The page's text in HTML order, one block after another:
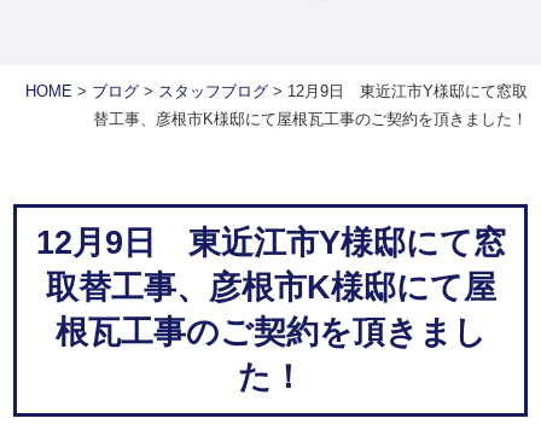
HOME> ブログ> スタッフブログ> 12月9日 東近江市Y様邸にて窓取
替工事、彦根市K様邸にて屋根瓦工事のご契約を頂きました！
12月9日 東近江市Y様邸にて窓
取替工事、彦根市K様邸にて屋
根瓦工事のご契約を頂きまし
た！